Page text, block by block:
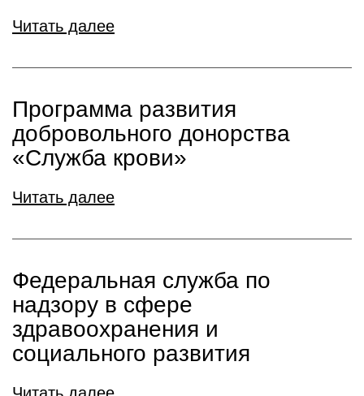
Читать далее
Программа развития
добровольного донорства
«Служба крови»
Читать далее
Федеральная служба по
надзору в сфере
здравоохранения и
социального развития
Читать далее